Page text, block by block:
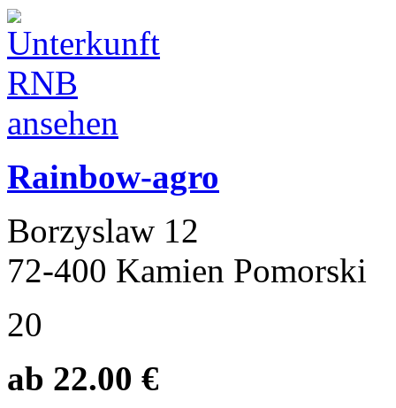
Rainbow-agro
Borzyslaw 12
72-400 Kamien Pomorski
20
ab 22.00 €